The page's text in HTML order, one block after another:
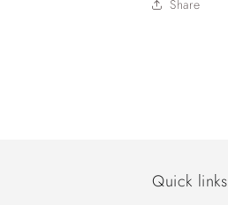
Share
Quick links